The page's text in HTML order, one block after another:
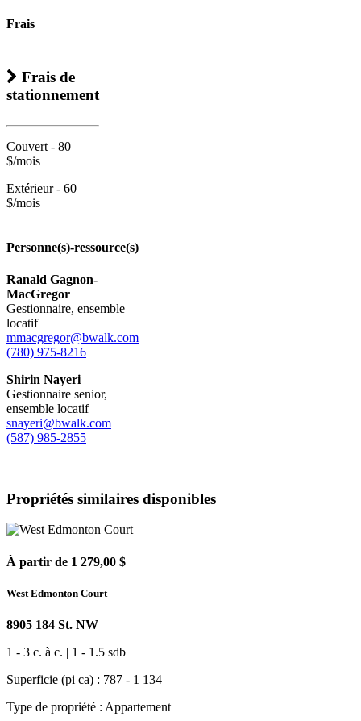
Frais
Frais de
stationnement
Couvert - 80
$/mois
Extérieur - 60
$/mois
Personne(s)-ressource(s)
Ranald Gagnon-
MacGregor
Gestionnaire, ensemble
locatif
mmacgregor@bwalk.com
(780) 975-8216
Shirin Nayeri
Gestionnaire senior,
ensemble locatif
snayeri@bwalk.com
(587) 985-2855
Propriétés similaires disponibles
À partir de 1 279,00 $
West Edmonton Court
8905 184 St. NW
1 - 3 c. à c. | 1 - 1.5 sdb
Superficie (pi ca) : 787 - 1 134
Type de propriété : Appartement